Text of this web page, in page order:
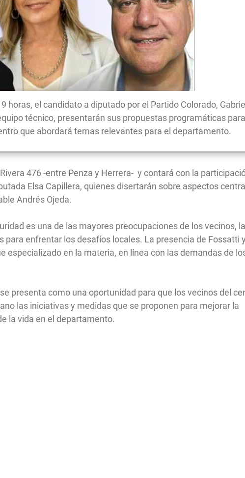
horas, el candidato a diputado por el Partido Colorado,
técnico, presentarán sus propuestas programáticas para
que abordará temas relevantes para el departamento.
476 -entre Penza y Herrera- y contará con la
Elsa Capillera, quienes disertarán sobre aspectos
Andrés Ojeda.
es una de las mayores preocupaciones de los vecinos,
para enfrentar los desafíos locales. La presencia de Fossatti y
especializado en la materia, en línea con las demandas de
presenta como una oportunidad para que los vecinos del
las iniciativas y medidas que se proponen para mejorar la
la vida en el departamento.